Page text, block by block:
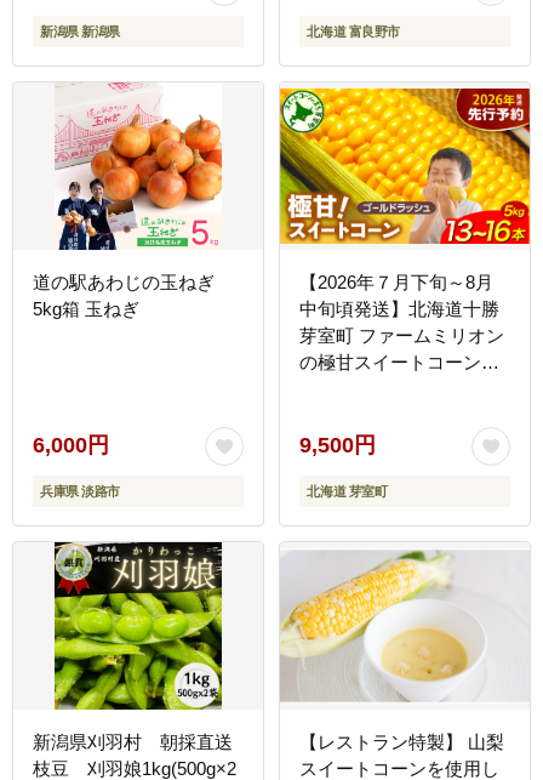
新潟県 新潟県 北海道 富良野市
道の駅あわじの玉ねぎ
5kg箱 玉ねぎ
6,000円
兵庫県 淡路市
【2026年７月下旬～8月
中旬頃発送】北海道十勝
芽室町 ファームミリオン
の極甘スイートコーン
こし とうきび コーン お
取り寄せ 産地直送 送料無
料 国産
9,500円
北海道 芽室町
新潟県刈羽村 朝採直送
枝豆 刈羽娘1kg(500g×2
【レストラン特製】 山梨
スイートコーンを使用し